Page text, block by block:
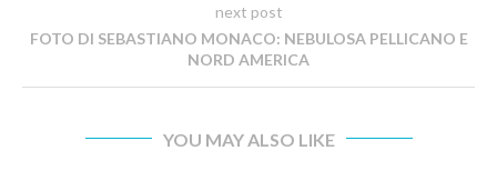
next post
FOTO DI SEBASTIANO MONACO: NEBULOSA PELLICANO E
NORD AMERICA
YOU MAY ALSO LIKE